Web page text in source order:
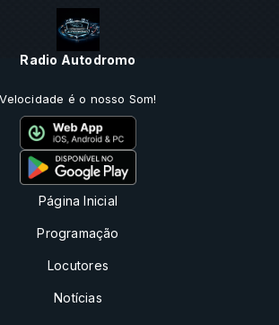
Radio Autodromo
Velocidade é o nosso Som!
Página Inicial
Programação
Locutores
Notícias